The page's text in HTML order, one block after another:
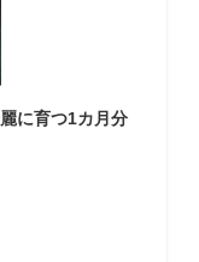
に育つ1カ月分